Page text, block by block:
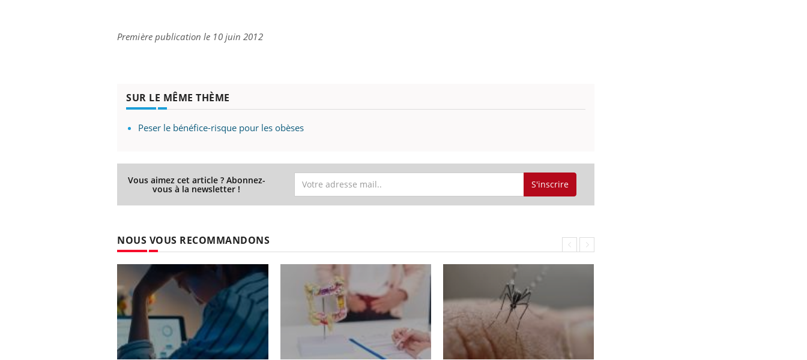
Première publication le 10 juin 2012
SUR LE MÊME THÈME
Peser le bénéfice-risque pour les obèses
Vous aimez cet article ? Abonnez-
vous à la newsletter ! S'inscrire
NOUS VOUS RECOMMANDONS